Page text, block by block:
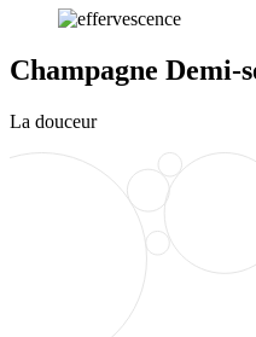
Champagne Demi-
La douceur